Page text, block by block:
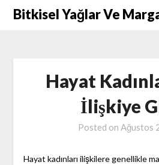
SkipBitkisel Yağlar Ve
Hayat
İlişkiye
Posted on Ağustos
Hayat kadınları ilişkilere genellikle